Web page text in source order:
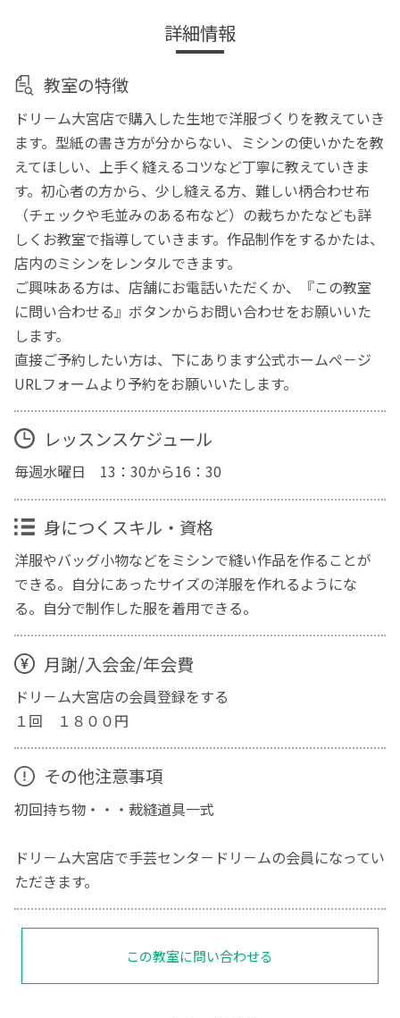
詳細情報
教室の特徴
ドリ－ム大宮店で購入した生地で洋服づくりを教えていき
ます。型紙の書き方が分からない、ミシンの使いかたを教
えてほしい、上手く縫えるコツなど丁寧に教えていきま
す。初心者の方から、少し縫える方、難しい柄合わせ布
（チェックや毛並みのある布など）の裁ちかたなども詳
しくお教室で指導していきます。作品制作をするかたは、
店内のミシンをレンタルできます。
ご興味ある方は、店舗にお電話いただくか、『この教室
に問い合わせる』ボタンからお問い合わせをお願いいた
します。
直接ご予約したい方は、下にあります公式ホームぺ－ジ
URLフォームより予約をお願いいたします。
レッスンスケジュール
毎週水曜日 13：30から16：30
身につくスキル・資格
洋服やバッグ小物などをミシンで縫い作品を作ることが
できる。自分にあったサイズの洋服を作れるようにな
る。自分で制作した服を着用できる。
月謝/入会金/年会費
ドリ－ム大宮店の会員登録をする
１回 １８００円
その他注意事項
初回持ち物・・・裁縫道具一式
ドリ－ム大宮店で手芸センタ－ドリ－ムの会員になってい
ただきます。
この教室に問い合わせる